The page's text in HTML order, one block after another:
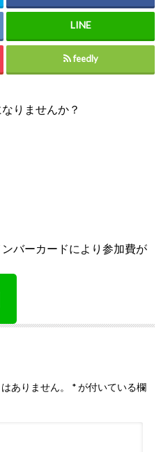
feedly
りませんか？
バーカードにより参加費が
ありません。 *が付いている欄